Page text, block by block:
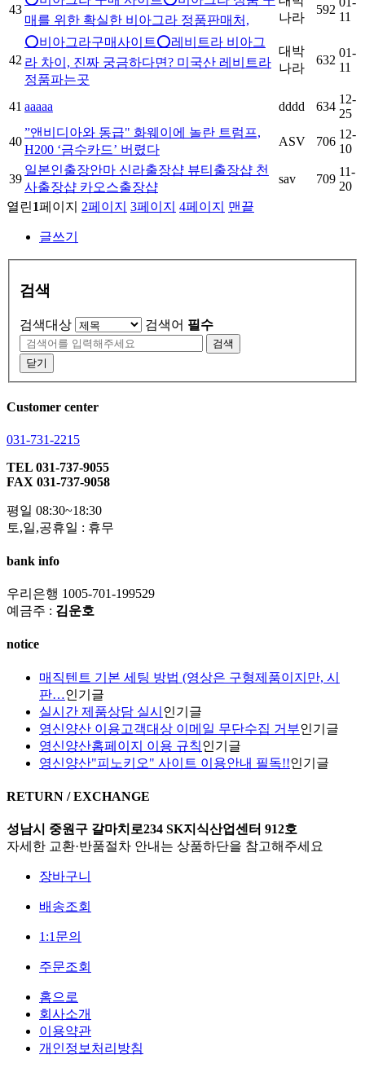
43
매를 위한 확실한 비아그라 정품판매처,
나라
592
11
42
⭕️비아그라구매사이트⭕️레비트라 비아그
라 차이, 진짜 궁금하다면? 미국산 레비트라
정품파는곳
대박
나라
632
01-
11
41 aaaaa dddd 634
12-
25
40
”앤비디아와 동급" 화웨이에 놀란 트럼프,
H200 ‘금수카드’ 버렸다
ASV 706
12-
10
39
일본인출장안마 신라출장샵 뷰티출장샵 천
사출장샵 카오스출장샵
sav 709
11-
20
열린1페이지 2페이지 3페이지 4페이지 맨끝
글쓰기
검색
검색대상 검색어 필수
검색
닫기
Customer center
031-731-2215
TEL 031-737-9055
FAX 031-737-9058
평일 08:30~18:30
토,일,공휴일 : 휴무
bank info
우리은행 1005-701-199529
예금주 : 김운호
notice
매직텐트 기본 세팅 방법 (영상은 구형제품이지만, 시
판…인기글
실시간 제품상담 실시 인기글
영신양산 이용고객대상 이메일 무단수집 거부인기글
영신양산홈페이지 이용 규칙인기글
영신양산"피노키오" 사이트 이용안내 필독!!인기글
RETURN / EXCHANGE
성남시 중원구 갈마치로234 SK지식산업센터 912호
자세한 교환·반품절차 안내는 상품하단을 참고해주세요
장바구니
배송조회
1:1문의
주문조회
홈으로
회사소개
이용약관
개인정보처리방침